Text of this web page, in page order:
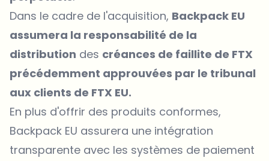
Dans le cadre de l'acquisition, Backpack EU
assumera la responsabilité de la
distribution des créances de faillite de FTX
précédemment approuvées par le tribunal
aux clients de FTX EU.
En plus d'offrir des produits conformes,
Backpack EU assurera une intégration
transparente avec les systèmes de paiement